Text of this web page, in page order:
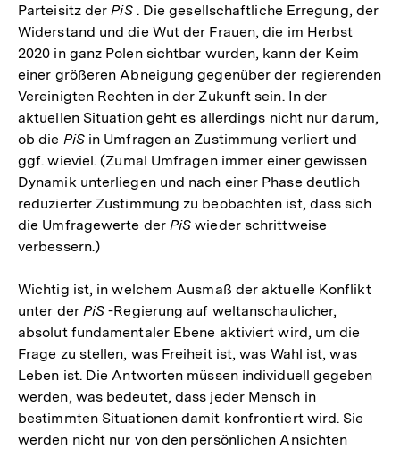
Parteisitz derPiS. Die gesellschaftliche Erregung, der
Widerstand und die Wut der Frauen, die im Herbst
2020 in ganz Polen sichtbar wurden, kann der Keim
einer größeren Abneigung gegenüber der regierenden
Vereinigten Rechten in der Zukunft sein. In der
aktuellen Situation geht es allerdings nicht nur darum,
ob die PiSin Umfragen an Zustimmung verliert und
ggf. wieviel. (Zumal Umfragen immer einer gewissen
Dynamik unterliegen und nach einer Phase deutlich
reduzierter Zustimmung zu beobachten ist, dass sich
die Umfragewerte der PiS wieder schrittweise
verbessern.)
Wichtig ist, in welchem Ausmaß der aktuelle Konflikt
unter der PiS -Regierung auf weltanschaulicher,
absolut fundamentaler Ebene aktiviert wird, um die
Frage zu stellen, was Freiheit ist, was Wahl ist, was
Leben ist. Die Antworten müssen individuell gegeben
werden, was bedeutet, dass jeder Mensch in
bestimmten Situationen damit konfrontiert wird. Sie
werden nicht nur von den persönlichen Ansichten